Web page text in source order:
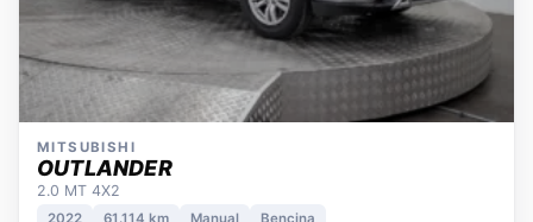
MITSUBISHI
OUTLANDER
2.0 MT 4X2